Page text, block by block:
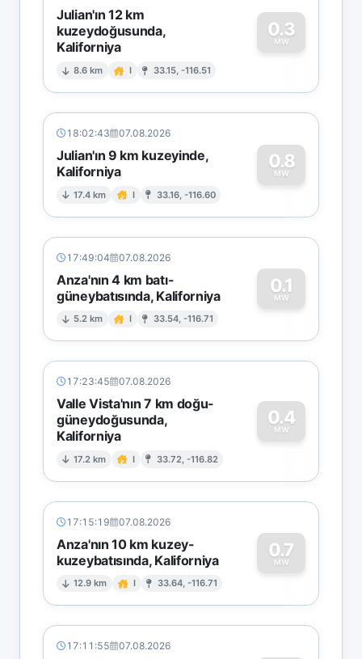
Julian'ın 12 km
kuzeydoğusunda,
Kaliforniya
8.6 km I 33.15, -116.51
0.3
MW
0
18:02:43 07.08.2026
Julian'ın 9 km kuzeyinde,
Kaliforniya
17.4 km I 33.16, -116.60
0.8
MW
0
17:49:04 07.08.2026
Anza'nın 4 km batı-
güneybatısında, Kaliforniya
5.2 km I 33.54, -116.71
0.1
MW
0
17:23:45 07.08.2026
Valle Vista'nın 7 km doğu-
güneydoğusunda,
Kaliforniya
17.2 km I 33.72, -116.82
0.4
MW
0
17:15:19 07.08.2026
Anza'nın 10 km kuzey-
kuzeybatısında, Kaliforniya
12.9 km I 33.64, -116.71
0.7
MW
0
17:11:55 07.08.2026